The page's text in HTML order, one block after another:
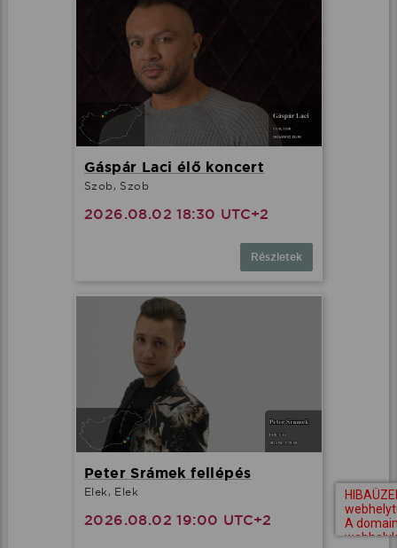
Gáspár Laci élő koncert
Szob, Szob
2026.08.02 18:30 UTC+2
Részletek
Peter Srámek fellépés
Elek, Elek
2026.08.02 19:00 UTC+2